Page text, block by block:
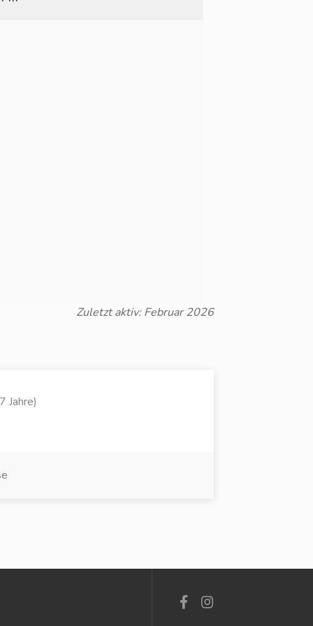
Zuletzt aktiv: Februar 2026
Jahre)